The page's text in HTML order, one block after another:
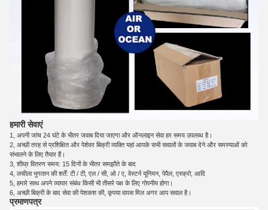
हमारी सेवाएं
1, अपनी जांच 24 घंटे के भीतर जवाब दिया जाएगा और ऑनलाइन सेवा हर समय उपलब्ध है।
2, अच्छी तरह से प्रशिक्षित और पेशेवर बिक्री व्यक्ति यहां आपके सभी सवालों के जवाब देने और समस्याओं को
संभालने के लिए तैयार हैं।
3, शीघ्र वितरण समय: 15 दिनों के भीतर समझौते के बाद
4, लचीला भुगतान की शर्तें: टी / टी, एल / सी, ओ / ए, वेस्टर्न यूनियन, पेपैल, एस्क्रो, आदि
5, हमारे साथ अपने व्यापार संबंध किसी भी तीसरे पक्ष के लिए गोपनीय होगा।
6, अच्छी बिक्री के बाद सेवा की पेशकश की, कृपया वापस मिल अगर आप सवाल है।
प्रमाणपत्र